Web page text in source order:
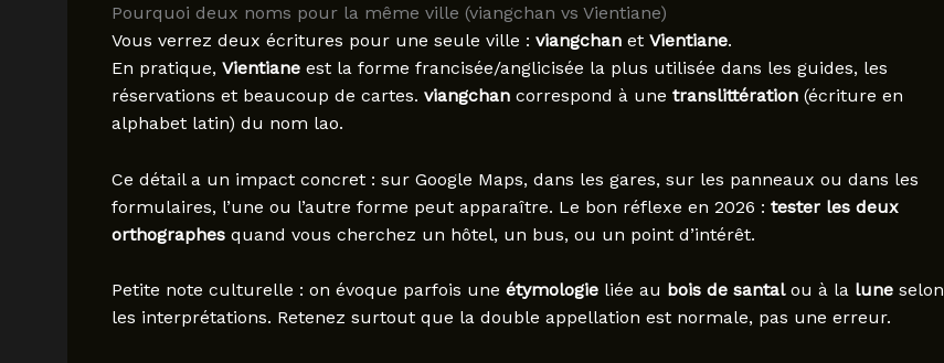
Pourquoi deux noms pour la même ville (viangchan vs Vientiane)
Vous verrez deux écritures pour une seule ville : viangchanet Vientiane.
En pratique, Vientianeest la forme francisée/anglicisée la plus utilisée dans les guides, les
réservations et beaucoup de cartes. viangchancorrespond à une translittération(écriture en
alphabet latin) du nom lao.
Ce détail a un impact concret : sur Google Maps, dans les gares, sur les panneaux ou dans les
formulaires, l’une ou l’autre forme peut apparaître. Le bon réflexe en 2026 : tester les deux
orthographesquand vous cherchez un hôtel, un bus, ou un point d’intérêt.
Petite note culturelle : on évoque parfois une étymologieliée au bois de santalou à la luneselon
les interprétations. Retenez surtout que la double appellation est normale, pas une erreur.